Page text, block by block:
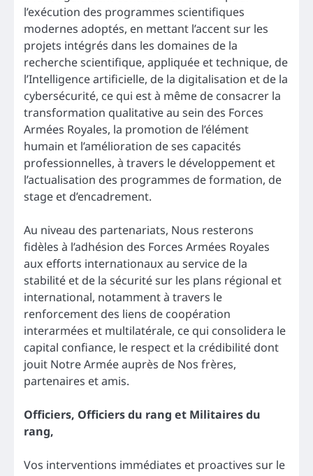
l’exécution des programmes scientifiques
modernes adoptés, en mettant l’accent sur les
projets intégrés dans les domaines de la
recherche scientifique, appliquée et technique, de
l’Intelligence artificielle, de la digitalisation et de la
cybersécurité, ce qui est à même de consacrer la
transformation qualitative au sein des Forces
Armées Royales, la promotion de l’élément
humain et l’amélioration de ses capacités
professionnelles, à travers le développement et
l’actualisation des programmes de formation, de
stage et d’encadrement.
Au niveau des partenariats, Nous resterons
fidèles à l’adhésion des Forces Armées Royales
aux efforts internationaux au service de la
stabilité et de la sécurité sur les plans régional et
international, notamment à travers le
renforcement des liens de coopération
interarmées et multilatérale, ce qui consolidera le
capital confiance, le respect et la crédibilité dont
jouit Notre Armée auprès de Nos frères,
partenaires et amis.
Officiers, Officiers du rang et Militaires du
rang,
Vos interventions immédiates et proactives sur le